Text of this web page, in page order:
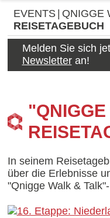
EVENTS
QNIGGE
REISETAGEBUCH
Melden Sie sich
Newsletteran!
In seinem
über die Erlebnisse
"Qnigge Walk &